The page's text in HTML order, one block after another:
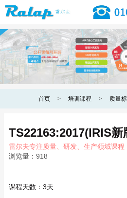
首页 > 培训课程 > 质量
TS22163:2017(IRIS新
雷尔夫专注质量、研发、生产领域课程
浏览量： 918
课程天数： 3天